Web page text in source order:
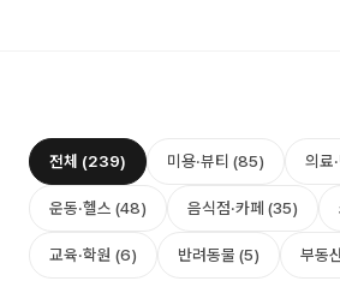
전체 (239) 미용·뷰티 (85) 의료
운동·헬스 (48) 음식점·카페 (35)
교육·학원 (6) 반려동물 (5) 부동